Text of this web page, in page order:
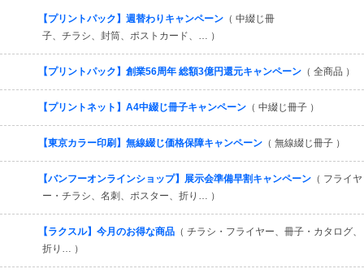
【プリントパック】週替わりキャンペーン （ 中綴じ冊
子、チラシ、封筒、ポストカード、… ）
【プリントパック】創業56周年 総額3億円還元キャンペーン （ 全商品 ）
【プリントネット】A4中綴じ冊子キャンペーン （ 中綴じ冊子 ）
【東京カラー印刷】無線綴じ価格保障キャンペーン （ 無線綴じ冊子 ）
【バンフーオンラインショップ】展示会準備早割キャンペーン （ フライヤ
ー・チラシ、名刺、ポスター、折り… ）
【ラクスル】今月のお得な商品 （ チラシ・フライヤー、冊子・カタログ、
折り… ）